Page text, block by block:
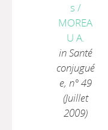
s /
MOREA
U A.
in Santé
conjugué
e, n° 49
(Juillet
2009)